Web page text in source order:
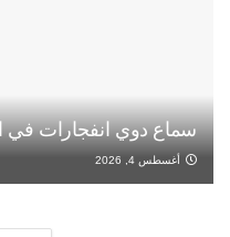
سماع دوي انفجارات في
أغسطس 4, 2026